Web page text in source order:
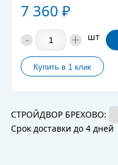
7 360 ₽
- + шт
СТРОЙДВОР БРЕХОВО:
Срок доставки до 4 дней